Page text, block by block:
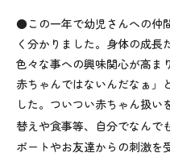
●この一年で幼児さんへの仲
く分かりました。身体の成
色々な事への興味関心が高ま
赤ちゃんではないんだなぁ」
した。ついつい赤ちゃん扱
替えや食事等、自分でなんで
ポートやお友達からの刺激を